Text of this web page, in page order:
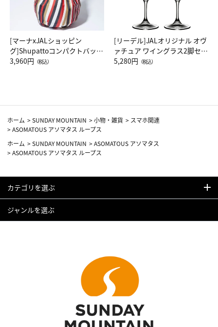
[マーナxJALショッピン
グ]Shupattoコンパクトバッグ
Drop JAL客室乗務員（LC）ス
3,960円 （税込）
[リーデル]JALオリジナル オヴ
ァチュア ワイングラス2脚セッ
ト（レッドワイン）
5,280円 （税込）
ホーム >SUNDAY MOUNTAIN >小物・雑貨 > スマホ関連
>ASOMATOUS アソマタス ループス
ホーム >SUNDAY MOUNTAIN >ASOMATOUS アソマタス
>ASOMATOUS アソマタス ループス
カテゴリを選ぶ
ジャンルを選ぶ